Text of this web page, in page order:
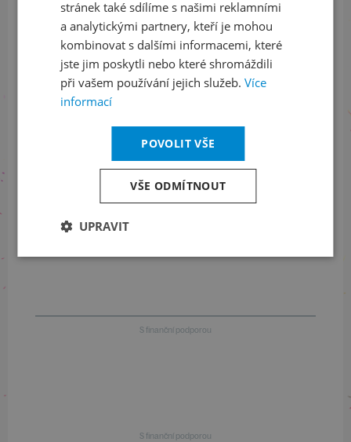
Sledujte nás na sociálních sítích
LinkedInflickr
Informace o stavu objednávek
+420 461 049 232
S finanční podporou
S finanční podporou
stránek také sdílíme s našimi reklamními
a analytickými partnery, kteří je mohou
kombinovat s dalšími informacemi, které
jste jim poskytli nebo které shromáždili
při vašem používání jejich služeb. Více
informací
POVOLIT VŠE
VŠE ODMÍTNOUT
UPRAVIT